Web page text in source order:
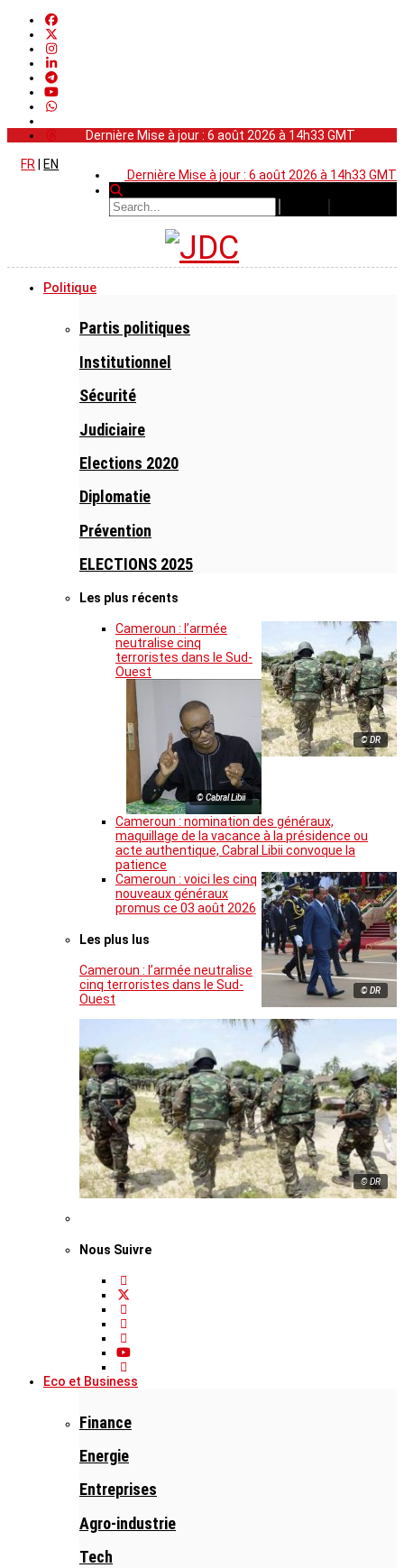
Dernière Mise à jour : 6 août 2026 à 14h33 GMT
Dernière Mise à jour : 6 août 2026 à 14h33 GMT
FR
EN
Politique
Partis politiques
Institutionnel
Sécurité
Judiciaire
Elections 2020
Diplomatie
Prévention
ELECTIONS 2025
Les plus récents
© DR
Cameroun : l’armée
neutralise cinq
terroristes dans le Sud-
Ouest
© Cabral Libii
Cameroun : nomination des généraux,
maquillage de la vacance à la présidence ou
acte authentique, Cabral Libii convoque la
patience
© DR
Cameroun : voici les cinq
nouveaux généraux
promus ce 03 août 2026
Les plus lus
Cameroun : l’armée neutralise
cinq terroristes dans le Sud-
Ouest
© DR
Nous Suivre
Eco et Business
Finance
Energie
Entreprises
Agro-industrie
Tech